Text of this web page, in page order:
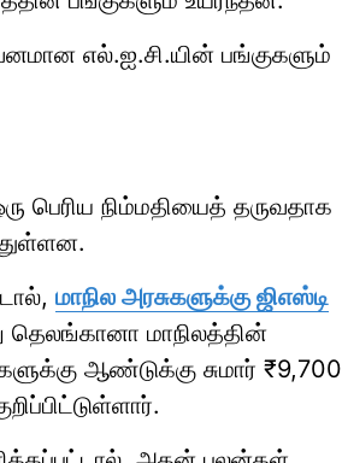
எல்.ஐ.சி.யின் பங்குகளும்
பெரிய நிம்மதியைத் தருவதாக
மாநில அரசுகளுக்கு ஜிஎஸ்டி
தெலங்கானா மாநிலத்தின்
ஆண்டுக்கு சுமார் ₹9,700